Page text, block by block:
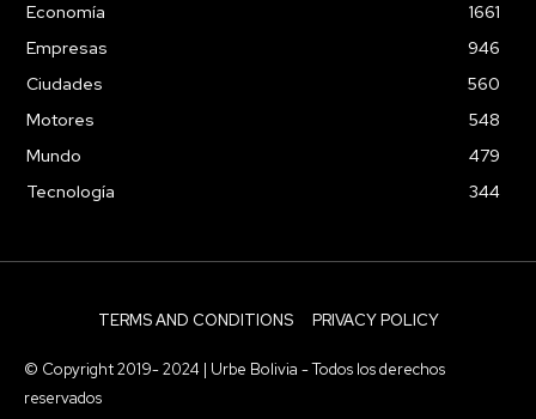
Economía
1661
Empresas
946
Ciudades
560
Motores
548
Mundo
479
Tecnología
344
TERMS AND CONDITIONS PRIVACY POLICY
© Copyright 2019- 2024 | Urbe Bolivia - Todos los derechos
reservados